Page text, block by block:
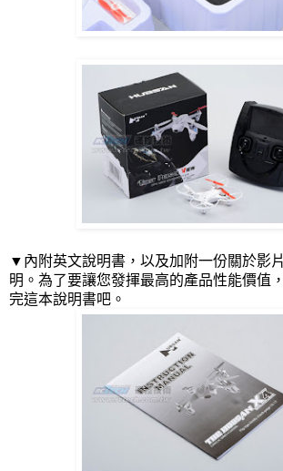
▼內附英文說明書，以及加附一份關於影
明。為了要讓您發揮最高的產品性能價值
完這本說明書吧。